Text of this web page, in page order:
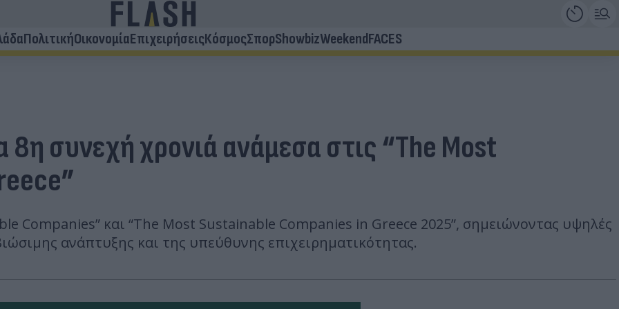
ΠολιτικήΟικονομίαΕπιχειρήσειςΚόσμοςΣπορShowbizWeekendFACES
8η συνεχή χρονιά ανάμεσα στις “The Most
Companies” και “The Most Sustainable Companies in Greece 2025”, σημειώνοντας υψηλές
ανάπτυξης και της υπεύθυνης επιχειρηματικότητας.